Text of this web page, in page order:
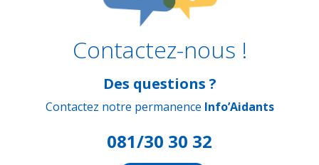
Contactez-nous !
Des questions ?
Contactez notre permanence Info’Aidants
081/30 30 32